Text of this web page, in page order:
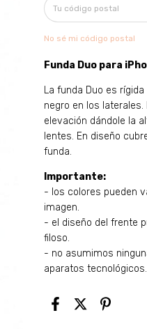
No sé mi código postal
Funda Duo para
La funda Duo es
negro en los
elevación dándole la
lentes. En diseño
funda.
Importante:
- los colores pueden
imagen.
- el diseño del frente
filoso.
- no asumimos
aparatos tecnológicos.